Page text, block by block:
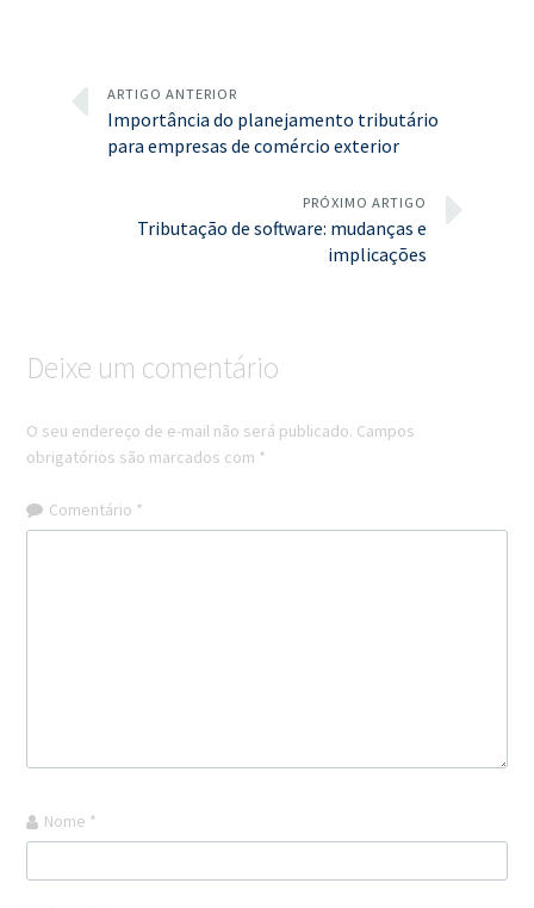
ARTIGO ANTERIOR
Importância do planejamento tributário
para empresas de comércio exterior
PRÓXIMO ARTIGO
Tributação de software: mudanças e
implicações
Deixe um comentário
O seu endereço de e-mail não será publicado. Campos
obrigatórios são marcados com *
Comentário *
Nome *